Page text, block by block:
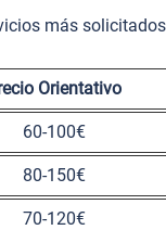
más
Orientativo
60-100€
80-150€
70-120€